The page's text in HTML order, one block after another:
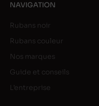
NAVIGATION
Rubans noir
Rubans couleur
Nos marques
Guide et conseils
L’entreprise